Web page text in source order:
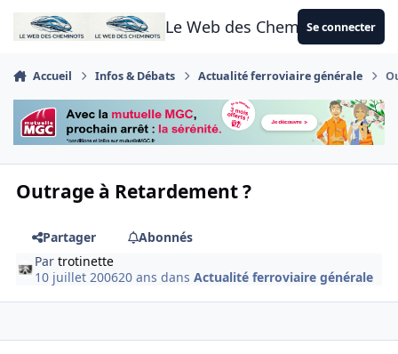
Aller au contenu
Le Web des CheminotsSe connecter
Accueil Infos & Débats Actualité ferroviaire générale
Outrage à Retardement ?
Partager
Abonnés
Partrotinette
10 juillet 200620 ans dansActualité ferroviaire générale